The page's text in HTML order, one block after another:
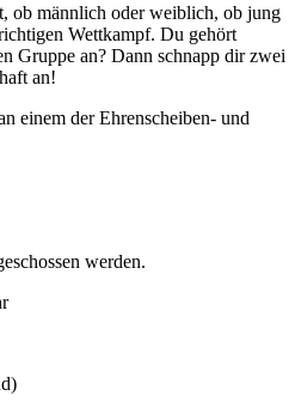
ob männlich oder weiblich, ob jung
Wettkampf. Du gehört
Gruppe an? Dann schnapp dir zwei
an!
einem der Ehrenscheiben- und
werden.